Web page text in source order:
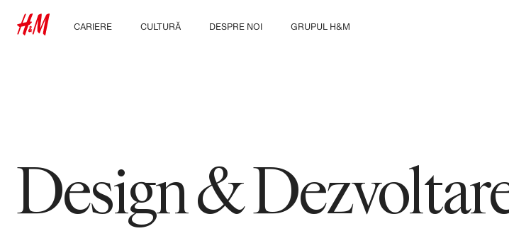
CARIERE
CULTURĂ
DESPRE NOI
GRUPUL H&M
Design &